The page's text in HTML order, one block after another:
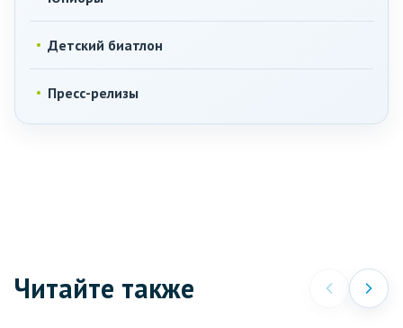
Детский биатлон
Пресс-релизы
Читайте также